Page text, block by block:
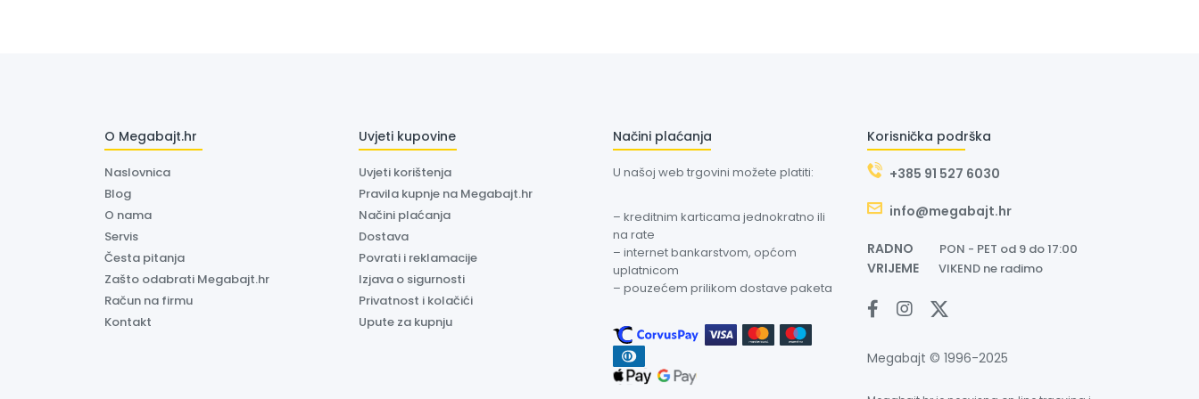
O Megabajt.hr
Naslovnica
Blog
O nama
Servis
Česta pitanja
Zašto odabrati Megabajt.hr
Račun na firmu
Kontakt
Uvjeti kupovine
Uvjeti korištenja
Pravila kupnje na Megabajt.hr
Načini plaćanja
Dostava
Povrati i reklamacije
Izjava o sigurnosti
Privatnost i kolačići
Upute za kupnju
Načini plaćanja
U našoj web trgovini možete platiti:
– kreditnim karticama jednokratno ili
na rate
– internet bankarstvom, općom
uplatnicom
– pouzećem prilikom dostave paketa
Korisnička podrška
+385 91 527 6030
info@megabajt.hr
RADNO PON - PET od 9 do 17:00
VRIJEME VIKEND ne radimo
Megabajt © 1996-2025